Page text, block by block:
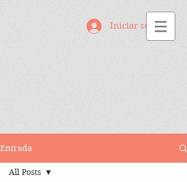
Iniciar sesión
Entrada
All Posts